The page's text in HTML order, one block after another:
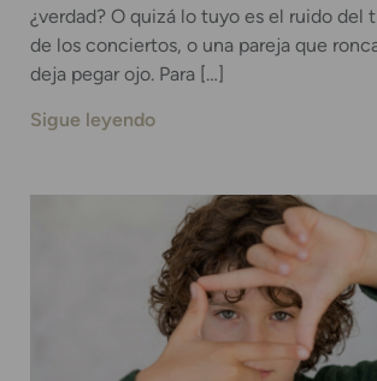
¿verdad? O quizá lo tuyo es el ruido del
de los conciertos, o una pareja que
deja pegar ojo. Para […]
Sigue leyendo